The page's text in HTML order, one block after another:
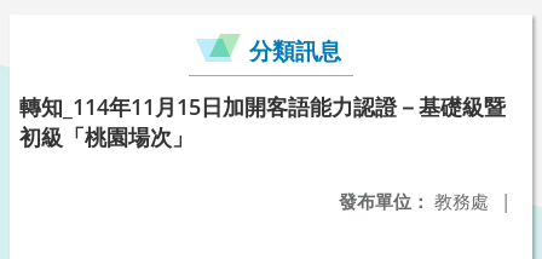
分類訊息
轉知_114年11月15日加開客語能力認證－基礎級暨
初級「桃園場次」
發布單位： 教務處 |